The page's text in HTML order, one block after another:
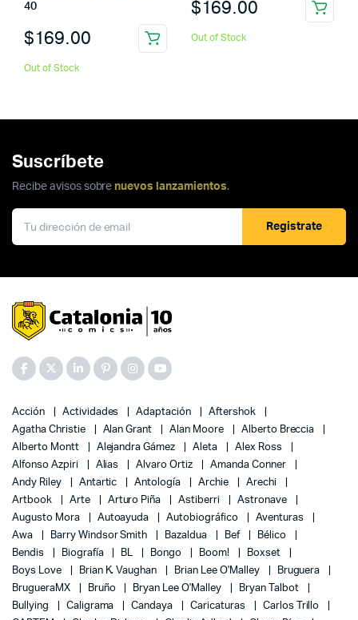
40
$169.00
Out of Stock
$169.00
Out of Stock
Suscríbete
Recibe avisos sobre nuevos lanzamientos.
Registrate
Acción Actividades Adaptación
Aftershok
Agatha Christie
Alan Grant Alan Moore
Alberto Breccia
Alberto Montt
Alejandra Gámez Aleta
Alex Ross
Alfonso Azpiri
Alias Alvaro Ortiz
Amanda Conner
Andy Riley
Antartic Antología Archie
Arechi
Artbook
Arte Arturo Piña Astiberri
Astronave
Augusto Mora
Autoayuda Autobiográfico
Aventuras
Awa
Barry Windsor Smith Bazaldua Bef
Bélico
Bendis
Biografía BL Bongo Boom!
Boxset
Boys Love
Brian K. Vaughan Brian Lee O'Malley
Bruguera
BrugueraMX
Bruño Bryan Lee O'Malley
Bryan Talbot
Bullying
Caligrama Candaya Caricaturas
Carlos Trillo